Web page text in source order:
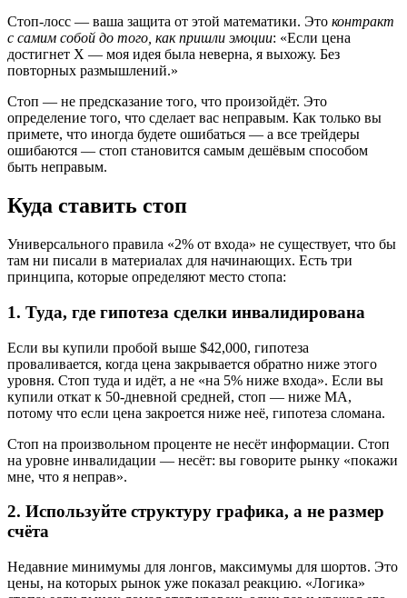
Стоп-лосс — ваша защита от этой математики. Это контракт
с самим собой до того, как пришли эмоции: «Если цена
достигнет X — моя идея была неверна, я выхожу. Без
повторных размышлений.»
Стоп — не предсказание того, что произойдёт. Это
определение того, что сделает вас неправым. Как только вы
примете, что иногда будете ошибаться — а все трейдеры
ошибаются — стоп становится самым дешёвым способом
быть неправым.
Куда ставить стоп
Универсального правила «2% от входа» не существует, что бы
там ни писали в материалах для начинающих. Есть три
принципа, которые определяют место стопа:
1. Туда, где гипотеза сделки инвалидирована
Если вы купили пробой выше $42,000, гипотеза
проваливается, когда цена закрывается обратно ниже этого
уровня. Стоп туда и идёт, а не «на 5% ниже входа». Если вы
купили откат к 50-дневной средней, стоп — ниже MA,
потому что если цена закроется ниже неё, гипотеза сломана.
Стоп на произвольном проценте не несёт информации. Стоп
на уровне инвалидации — несёт: вы говорите рынку «покажи
мне, что я неправ».
2. Используйте структуру графика, а не размер
счёта
Недавние минимумы для лонгов, максимумы для шортов. Это
цены, на которых рынок уже показал реакцию. «Логика»